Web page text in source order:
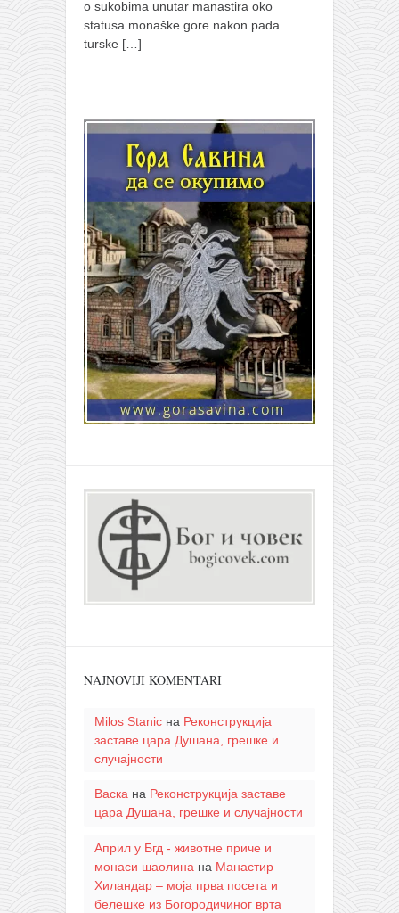
o sukobima unutar manastira oko
statusa monaške gore nakon pada
turske […]
NAJNOVIJI KOMENTARI
Milos Stanicна Реконструкција
заставе цара Душана, грешке и
случајности
Васка на Реконструкција заставе
цара Душана, грешке и случајности
Април у Бгд - животне приче и
монаси шаолина на Манастир
Хиландар – моја прва посета и
белешке из Богородичиног врта